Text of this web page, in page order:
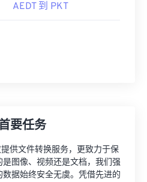
AEDT 到 PKT
要任务
供文件转换服务，更致力于保
图像、视频还是文档，我们强
据始终安全无虞。凭借先进的